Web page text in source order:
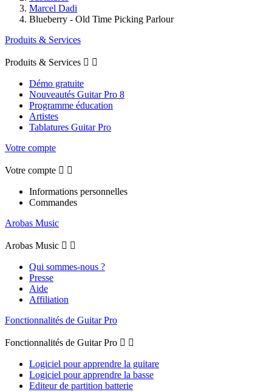
Marcel Dadi
Blueberry - Old Time Picking Parlour
Produits & Services
Produits & Services  
Démo gratuite
Nouveautés Guitar Pro 8
Programme éducation
Artistes
Tablatures Guitar Pro
Votre compte
Votre compte  
Informations personnelles
Commandes
Arobas Music
Arobas Music  
Qui sommes-nous ?
Presse
Aide
Affiliation
Fonctionnalités de Guitar Pro
Fonctionnalités de Guitar Pro  
Logiciel pour apprendre la guitare
Logiciel pour apprendre la basse
Editeur de partition batterie